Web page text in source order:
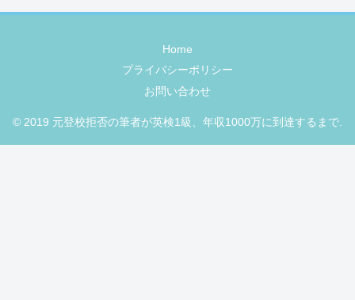
Home
プライバシーポリシー
お問い合わせ
© 2019 元登校拒否の筆者が英検1級、年収1000万に到達するまで.